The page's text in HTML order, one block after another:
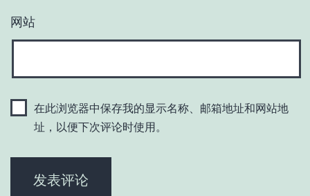
网站
在此浏览器中保存我的显示名称、邮箱地址和网站地
址，以便下次评论时使用。